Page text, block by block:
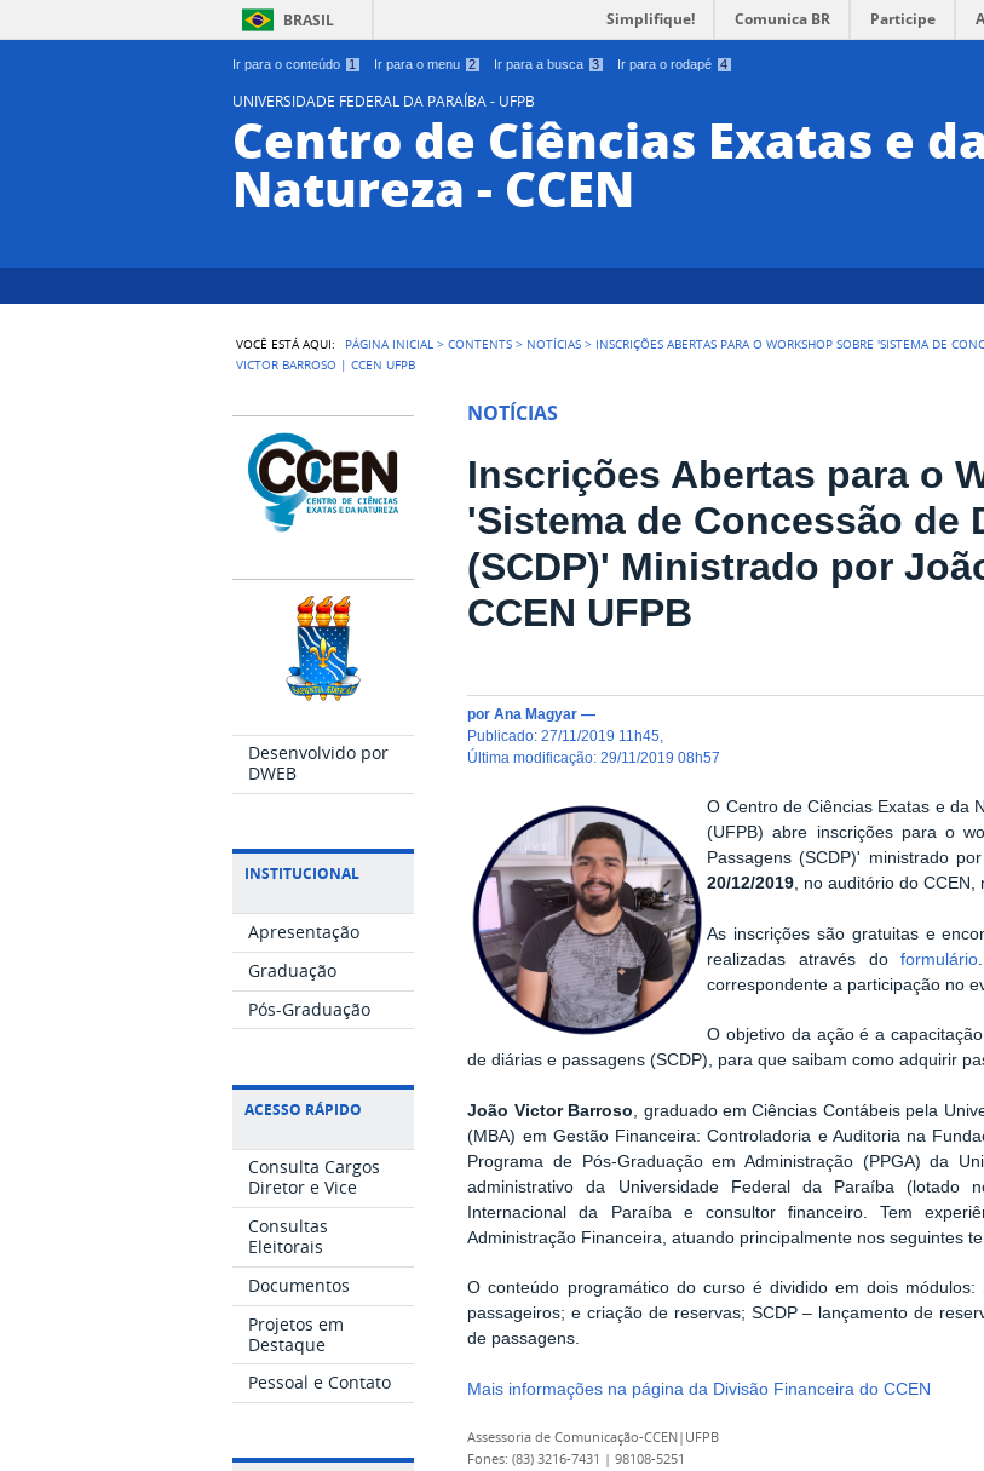
Ir para o conteúdo 1 Ir para o menu 2 Ir para a busca 3 Ir para o rodapé 4
BRASIL Simplifique! Comunica BR Participe
UNIVERSIDADE FEDERAL DA PARAÍBA - UFPB
Centro de Ciências Exatas e
Natureza - CCEN
VOCÊ ESTÁ AQUI: PÁGINA INICIAL >CONTENTS > NOTÍCIAS > INSCRIÇÕES ABERTAS PARA O WORKSHOP SOBRE 'SISTEMA DE
VICTOR BARROSO | CCEN UFPB
Desenvolvido por
DWEB
INSTITUCIONAL
Apresentação
Graduação
Pós-Graduação
ACESSO RÁPIDO
Consulta Cargos
Diretor e Vice
Consultas
Eleitorais
Documentos
Projetos em
Destaque
Pessoal e Contato
NOTÍCIAS
Inscrições Abertas para o
'Sistema de Concessão de
(SCDP)' Ministrado por
CCEN UFPB
porAna Magyar —
publicado:27/11/2019 11h45
última modificação:29/11/2019 08h57
O Centro de Ciências Exatas e da
(UFPB) abre inscrições para o
Passagens (SCDP)' ministrado
20/12/2019 , no auditório do
As inscrições são gratuitas e
realizadas através doformulário
correspondente a participação no
O objetivo da ação é a
de diárias e passagens (SCDP), para que saibam como adquirir
João Victor Barroso
graduado em Ciências Contábeis pela
(MBA) em Gestão Financeira: Controladoria e Auditoria na
Programa de Pós-Graduação em Administração (PPGA) da
administrativo da Universidade Federal da Paraíba (lotado
Internacional da Paraíba e consultor financeiro. Tem
Administração Financeira, atuando principalmente nos seguintes
O conteúdo programático do curso é dividido em dois
passageiros; e criação de reservas; SCDP – lançamento de
de passagens.
Mais informações na página da Divisão Financeira do CCEN
Assessoria de Comunicação-CCEN|UFPB
Fones: (83) 3216-7431 | 98108-5251